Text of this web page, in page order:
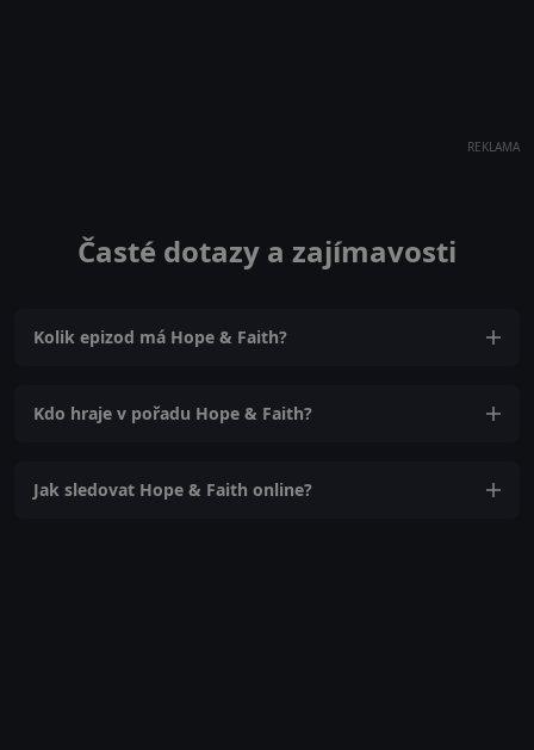
REKLAMA
Časté dotazy a zajímavosti
Kolik epizod má Hope & Faith?
Kdo hraje v pořadu Hope & Faith?
Jak sledovat Hope & Faith online?